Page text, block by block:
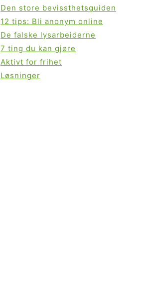
Den store bevissthetsguiden
12 tips: Bli anonym online
De falske lysarbeiderne
7 ting du kan gjøre
Aktivt for frihet
Løsninger